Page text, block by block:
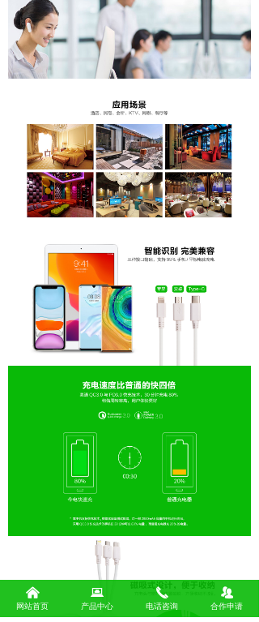
낀
网站首页
뀵
产品中心
끅
电话咨询
뀡
合作申请